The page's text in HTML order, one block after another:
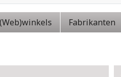
(Web)winkels Fabrikanten